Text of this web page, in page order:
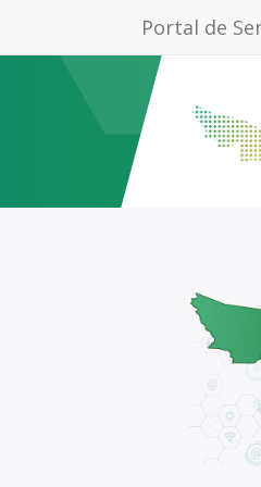
Portal de